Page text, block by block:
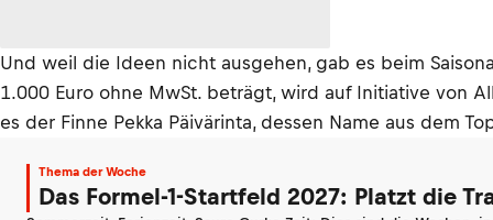
Und weil die Ideen nicht ausgehen, gab es beim
1.000 Euro ohne MwSt. beträgt, wird auf Initiative von
es der Finne Pekka Päivärinta, dessen Name aus dem
Thema der Woche
Das Formel-1-Startfeld 2027: Platzt die